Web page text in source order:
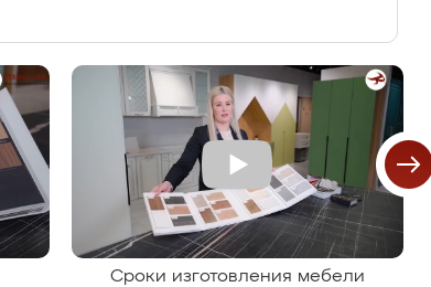
Сроки изготовления мебели